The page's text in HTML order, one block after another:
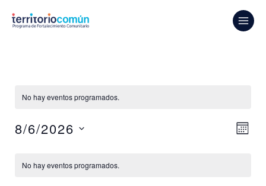
No hay eventos programados.
de
MES
8/6/2026
de
Eventos
No hay eventos programados.